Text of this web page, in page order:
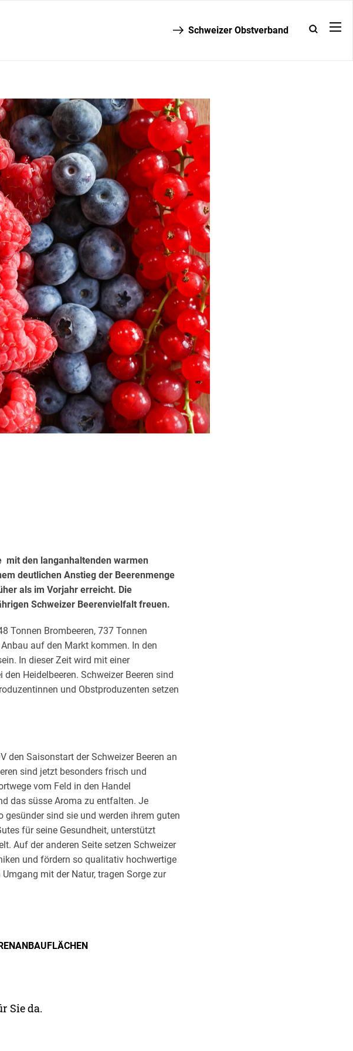
Schweizer Obstverband
mit den langanhaltenden warmen
deutlichen Anstieg der Beerenmenge
als im Vorjahr erreicht. Die
Schweizer Beerenvielfalt freuen.
Tonnen Brombeeren, 737 Tonnen
auf den Markt kommen. In den
In dieser Zeit wird mit einer
Heidelbeeren. Schweizer Beeren sind
und Obstproduzenten setzen
den Saisonstart der Schweizer Beeren an
sind jetzt besonders frisch und
vom Feld in den Handel
das süsse Aroma zu entfalten. Je
sind sie und werden ihrem guten
für seine Gesundheit, unterstützt
Auf der anderen Seite setzen Schweizer
und fördern so qualitativ hochwertige
mit der Natur, tragen Sorge zur
Sie da.